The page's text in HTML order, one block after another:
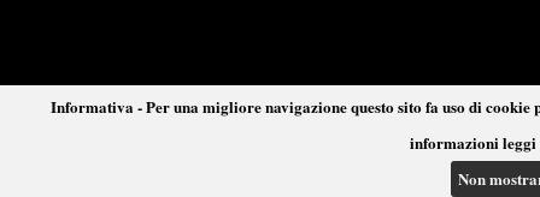
Informativa - Per una migliore navigazione questo sito fa uso di
informazioni leggi
Non